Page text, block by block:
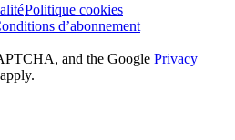
Politique cookies
d’abonnement
and the Google Privacy
apply.